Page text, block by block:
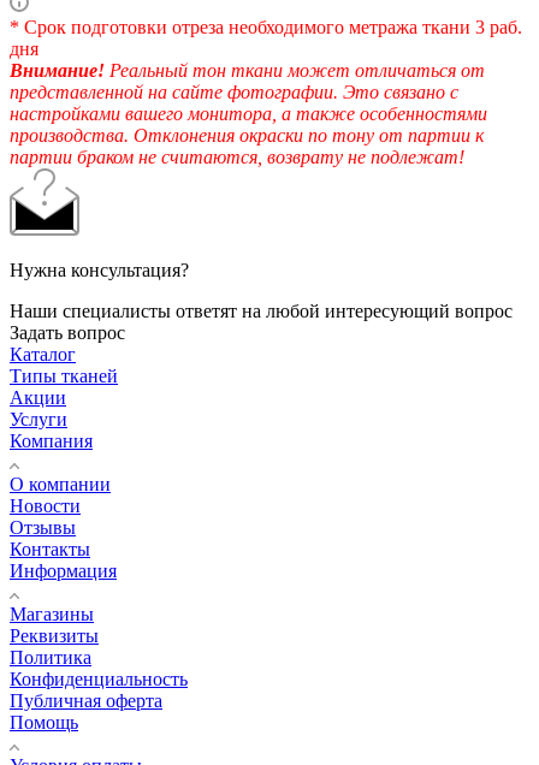
* Срок подготовки отреза необходимого метража ткани 3 раб.
дня
Внимание! Реальный тон ткани может отличаться от
представленной на сайте фотографии. Это связано с
настройками вашего монитора, а также особенностями
производства. Отклонения окраски по тону от партии к
партии браком не считаются, возврату не подлежат!
Нужна консультация?
Наши специалисты ответят на любой интересующий вопрос
Задать вопрос
Каталог
Типы тканей
Акции
Услуги
Компания
О компании
Новости
Отзывы
Контакты
Информация
Магазины
Реквизиты
Политика
Конфиденциальность
Публичная оферта
Помощь